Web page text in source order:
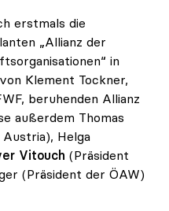
erstmals die
„Allianz der
in
Klement Tockner,
beruhenden Allianz
außerdem Thomas
Helga
Vitouch (Präsident
(Präsident der ÖAW)